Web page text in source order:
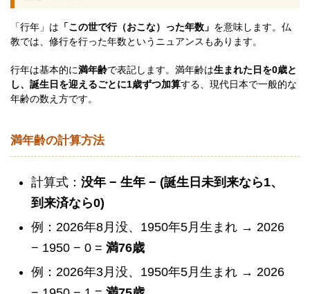
「行年」は 「この世で行（おこな）った年数」 を意味します。仏
教では、修行を行った年数というニュアンスもあります。
行年は基本的に満年齢で表記します。満年齢は生まれた日を0歳と
し、誕生日を迎えるごとに1歳ずつ加算する、現代日本で一般的な
年齢の数え方です。
満年齢の計算方法
計算式： 没年 − 生年 − (誕生日未到来なら1、
到来済なら0)
例：2026年8月没、1950年5月生まれ → 2026
− 1950 − 0 = 満76歳
例：2026年3月没、1950年5月生まれ → 2026